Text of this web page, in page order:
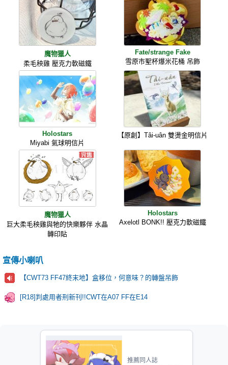
魔物獵人
柔毛秧雞 壓克力軟磁鐵
Fate/strange Fake
雪原市聖杯爆米花桶 吊飾
Holostars
Miyabi 氣球明信片
【原創】Tâi-uân 雙燙金明信片
魔物獵人
巨大柔毛秧雞與牠的快樂夥伴 水晶
轉印貼
Holostars
Axelotl BONK!! 壓克力軟磁鐵
宣傳小喇叭
【CWT73 FF47終末地】盒移位，何意味？的轉盤吊飾
[R18]判處用者刑新刊!!CWT在A07 FF在E14
推薦同人誌